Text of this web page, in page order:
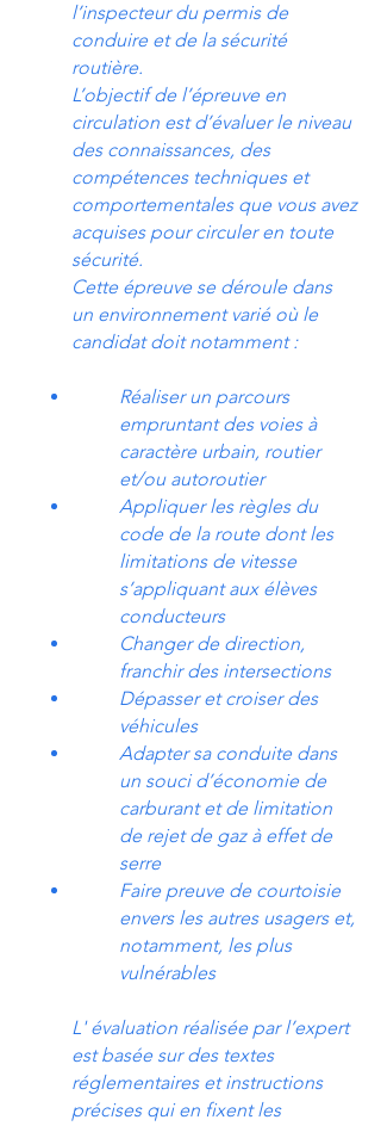
l’inspecteur du permis de
conduire et de la sécurité
routière.
L’objectif de l’épreuve en
circulation est d’évaluer le niveau
des connaissances, des
compétences techniques et
comportementales que vous avez
acquises pour circuler en toute
sécurité.
Cette épreuve se déroule dans
un environnement varié où le
candidat doit notamment :
Réaliser un parcours
empruntant des voies à
caractère urbain, routier
et/ou autoroutier
Appliquer les règles du
code de la route dont les
limitations de vitesse
s’appliquant aux élèves
conducteurs
Changer de direction,
franchir des intersections
Dépasser et croiser des
véhicules
Adapter sa conduite dans
un souci d’économie de
carburant et de limitation
de rejet de gaz à effet de
serre
Faire preuve de courtoisie
envers les autres usagers et,
notamment, les plus
vulnérables
L' évaluation réalisée par l’expert
est basée sur des textes
réglementaires et instructions
précises qui en fixent les